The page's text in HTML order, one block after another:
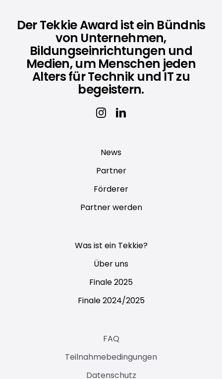
Der Tekkie Award ist ein Bündnis
von Unternehmen,
Bildungseinrichtungen und
Medien, um Menschen jeden
Alters für Technik und IT zu
begeistern.
News
Partner
Förderer
Partner werden
Was ist ein Tekkie?
Über uns
Finale 2025
Finale 2024/2025
FAQ
Teilnahmebedingungen
Datenschutz